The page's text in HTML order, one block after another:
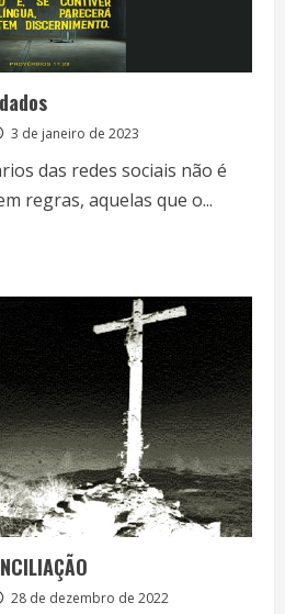
3 de janeiro de 2023
das redes sociais não é
regras, aquelas que o...
28 de dezembro de 2022